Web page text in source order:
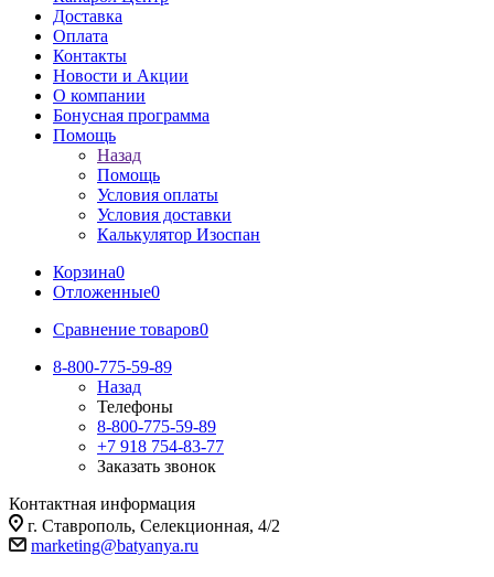
Доставка
Оплата
Контакты
Новости и Акции
О компании
Бонусная программа
Помощь
Назад
Помощь
Условия оплаты
Условия доставки
Калькулятор Изоспан
Корзина0
Отложенные0
Сравнение товаров0
8-800-775-59-89
Назад
Телефоны
8-800-775-59-89
+7 918 754-83-77
Заказать звонок
Контактная информация
г. Ставрополь, Селекционная, 4/2
marketing@batyanya.ru